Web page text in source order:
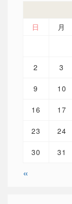
日
月
2 3
9 10
16 17
23 24
30 31
«